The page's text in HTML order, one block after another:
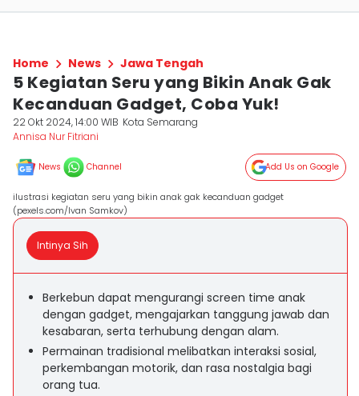
Home News Jawa Tengah
5 Kegiatan Seru yang Bikin Anak Gak
Kecanduan Gadget, Coba Yuk!
22 Okt 2024, 14:00 WIB Kota Semarang
Annisa Nur Fitriani
News Channel Add Us on Google
ilustrasi kegiatan seru yang bikin anak gak kecanduan gadget
(pexels.com/Ivan Samkov)
Intinya Sih
Berkebun dapat mengurangi screen time anak
dengan gadget, mengajarkan tanggung jawab dan
kesabaran, serta terhubung dengan alam.
Permainan tradisional melibatkan interaksi sosial,
perkembangan motorik, dan rasa nostalgia bagi
orang tua.